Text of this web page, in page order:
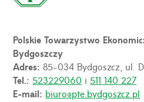
Polskie Towarzystwo
Bydgoszczy
Adres:85-034 Bydgoszcz, ul.
Tel.:523229060 i511 140 227
E-mail: biuro@pte.bydgoszcz.pl